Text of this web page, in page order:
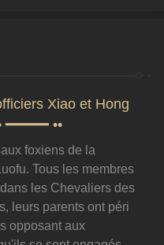
Xiao et Hong
━━━━━ ••
foxiens de la
Tous les membres
les Chevaliers des
leurs parents ont péri
opposant aux